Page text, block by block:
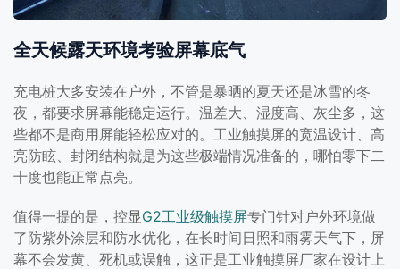
全天候露天环境考验屏幕底气
充电桩大多安装在户外，不管是暴晒的夏天还是冰雪的冬
夜，都要求屏幕能稳定运行。温差大、湿度高、灰尘多，这
些都不是商用屏能轻松应对的。工业触摸屏的宽温设计、高
亮防眩、封闭结构就是为这些极端情况准备的，哪怕零下二
十度也能正常点亮。
值得一提的是，控显G2工业级触摸屏专门针对户外环境做
了防紫外涂层和防水优化，在长时间日照和雨雾天气下，屏
幕不会发黄、死机或误触，这正是工业触摸屏厂家在设计上